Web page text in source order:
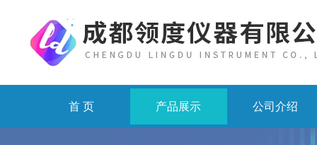
首 页 产品展示 公司介绍